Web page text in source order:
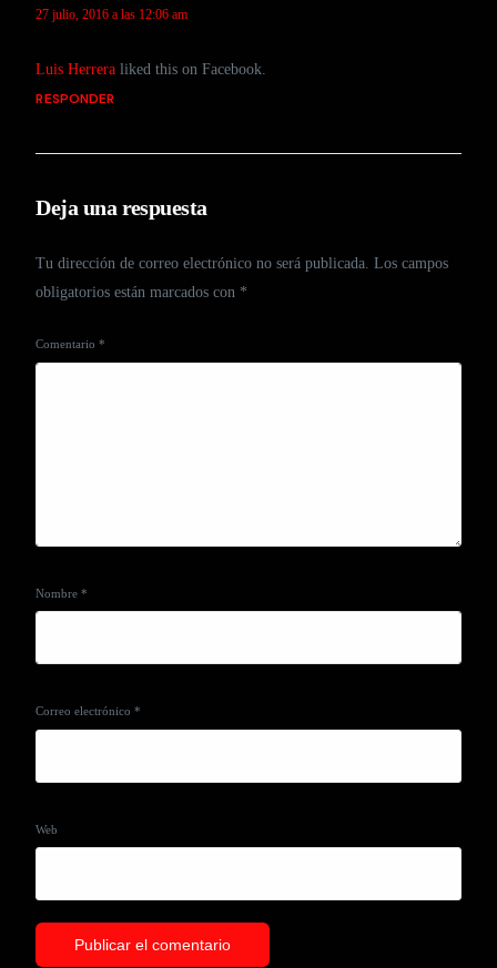
27 julio, 2016 a las 12:06 am
Luis Herrera liked this on Facebook.
RESPONDER
Deja una respuesta
Tu dirección de correo electrónico no será publicada. Los campos
obligatorios están marcados con *
Comentario*
Nombre*
Correo electrónico*
Web